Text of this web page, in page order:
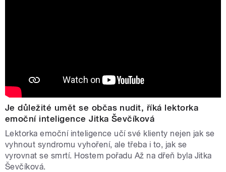
Je důležité umět se občas nudit, říká lektorka
emoční inteligence Jitka Ševčíková
Lektorka emoční inteligence učí své klienty nejen jak se
vyhnout syndromu vyhoření, ale třeba i to, jak se
vyrovnat se smrtí. Hostem pořadu Až na dřeň byla Jitka
Ševčíková.